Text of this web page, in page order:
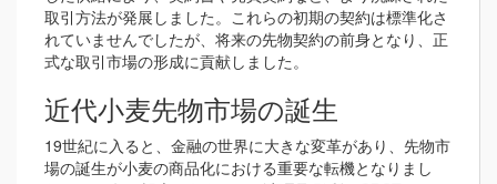
取引方法が発展しました。これらの初期の契約は標準化さ
れていませんでしたが、将来の先物契約の前身となり、正
式な取引市場の形成に貢献しました。
近代小麦先物市場の誕生
19世紀に入ると、金融の世界に大きな変革があり、先物市
場の誕生が小麦の商品化における重要な転機となりまし